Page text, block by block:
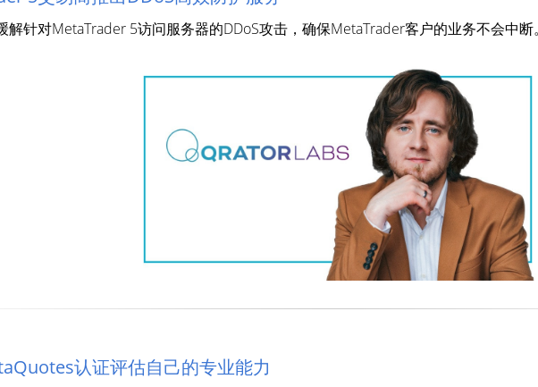
解针对MetaTrader 5访问服务器的DDoS攻击，确保MetaTrader客户的业务不会中断
认证评估自己的专业能力